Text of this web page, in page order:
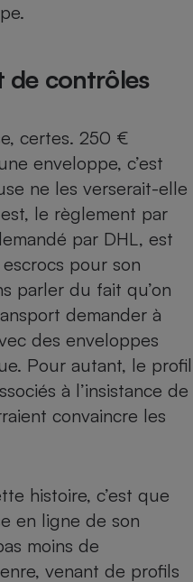
de contrôles
certes. 250 €
enveloppe, c’est
ne les verserait-elle
le règlement par
par DHL, est
pour son
parler du fait qu’on
demander à
des enveloppes
Pour autant, le profil
à l’insistance de
convaincre les
histoire, c’est que
en ligne de son
moins de
venant de profils